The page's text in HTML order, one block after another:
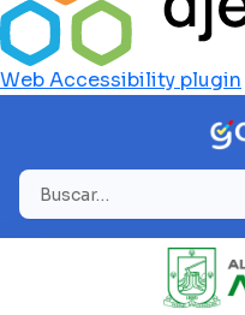
Web Accessibility plugin
Buscar